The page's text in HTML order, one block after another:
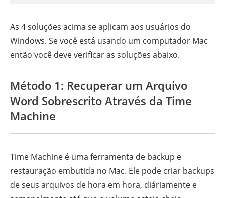
As 4 soluções acima se aplicam aos usuários do
Windows. Se você está usando um computador Mac
então você deve verificar as soluções abaixo.
Método 1: Recuperar um Arquivo
Word Sobrescrito Através da Time
Machine
Time Machine é uma ferramenta de backup e
restauração embutida no Mac. Ele pode criar backups
de seus arquivos de hora em hora, diáriamente e